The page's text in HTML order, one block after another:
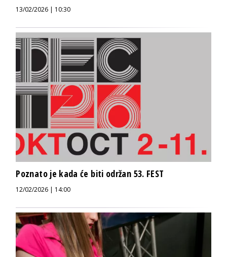
13/02/2026 | 10:30
Poznato je kada će biti održan 53. FEST
12/02/2026 | 14:00